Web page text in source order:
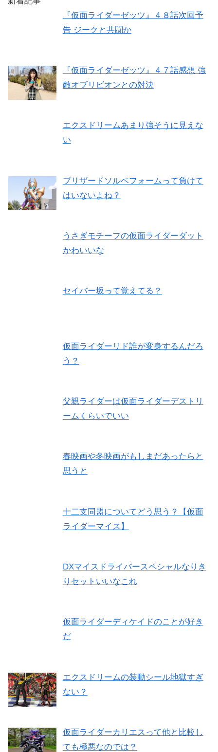
『仮面ライダーゼッツ』４８話次回予
告 ジークと共闘か
『仮面ライダーゼッツ』４７話感想 強
敵オブリビオンとの対決
エクスドリームあまり強そうに見えな
い
ブリザードソルベフォームって負けて
はいないよね？
うさぎモチーフの仮面ライダーダット
かわいいな
セイバー坂って覚えてる？
仮面ライダーリド誰が変身するんだろ
う？
父親ライダーは仮面ライダーデストリ
ームくらいでいい
春映画や冬映画がもしまだあったらと
思うと
十二支同盟についてどう思う？【仮面
ライダーマイス】
DXマイスドライバースペシャルなりき
りセットいいなこれ
仮面ライダーディケイドのことが好き
だ
エクスドリームの装動シール地獄すぎ
ない？
仮面ライダーカリエスって他と比較し
ても極悪なのでは？